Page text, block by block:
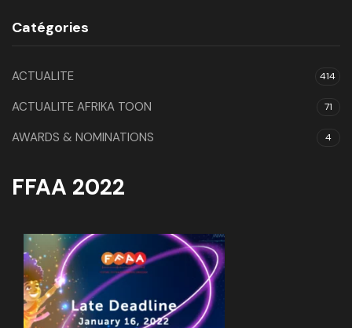
Catégories
ACTUALITE 414
ACTUALITE AFRIKA TOON 71
AWARDS & NOMINATIONS 4
FFAA 2022